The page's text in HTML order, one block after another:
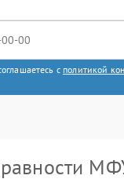
с политикой